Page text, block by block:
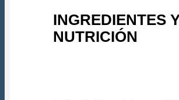
INGREDIENTES
NUTRICIÓN